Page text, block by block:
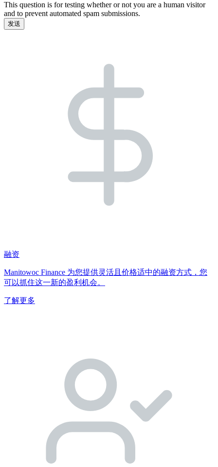
This question is for testing whether or not you are a human visitor
and to prevent automated spam submissions.
融资
Manitowoc Finance 为您提供灵活且价格适中的融资方式，您
可以抓住这一新的盈利机会。
了解更多